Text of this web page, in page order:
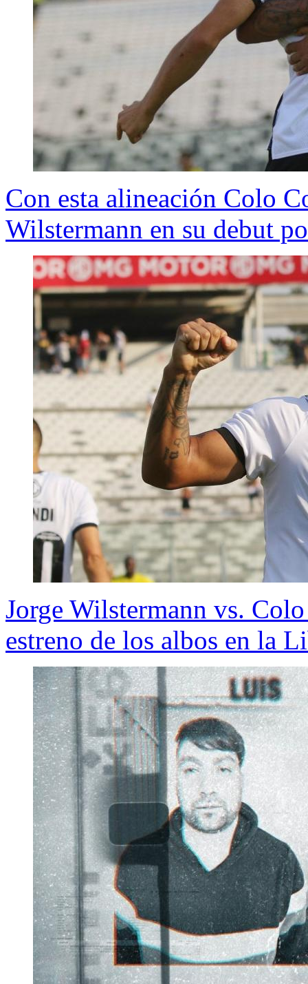
Con esta alineación Colo
Wilstermann en su debut
Jorge Wilstermann vs.
estreno de los albos en la